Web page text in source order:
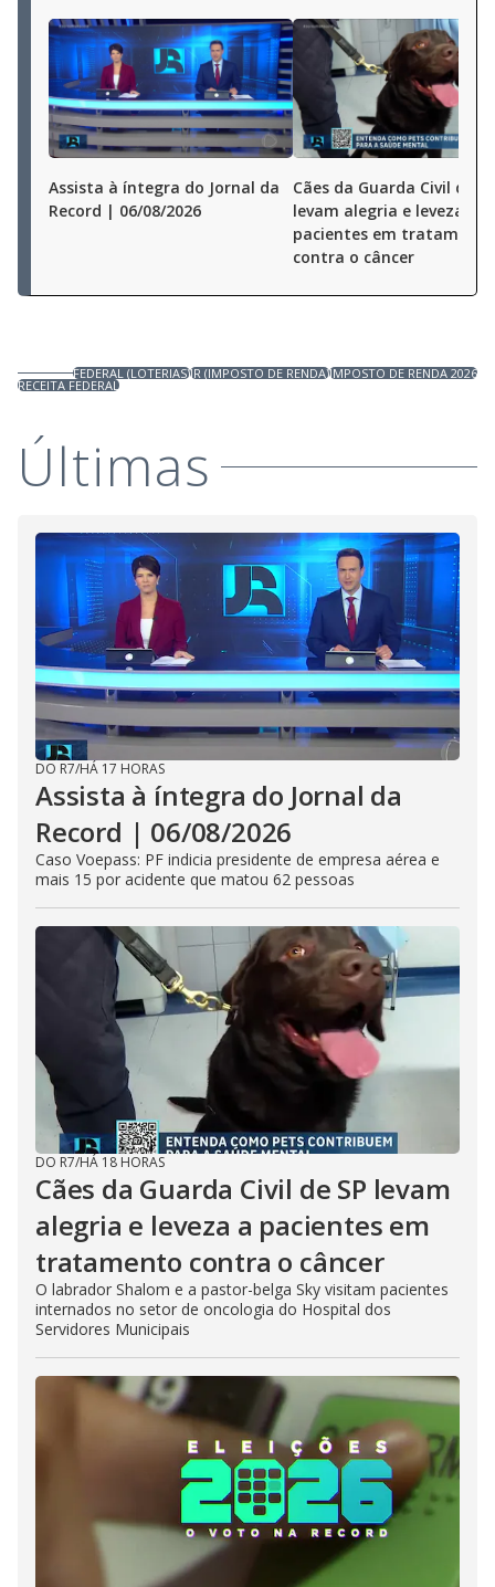
Assista à íntegra do Jornal da
Record | 06/08/2026
Cães da Guarda Civil de SP
levam alegria e leveza a
pacientes em tratamento
contra o câncer
FEDERAL (LOTERIAS)IR (IMPOSTO DE RENDA)IMPOSTO DE RENDA 2026
RECEITA FEDERAL
Últimas
DO R7/HÁ 17 HORAS
Assista à íntegra do Jornal da
Record | 06/08/2026
Caso Voepass: PF indicia presidente de empresa aérea e
mais 15 por acidente que matou 62 pessoas
DO R7/HÁ 18 HORAS
Cães da Guarda Civil de SP levam
alegria e leveza a pacientes em
tratamento contra o câncer
O labrador Shalom e a pastor-belga Sky visitam pacientes
internados no setor de oncologia do Hospital dos
Servidores Municipais